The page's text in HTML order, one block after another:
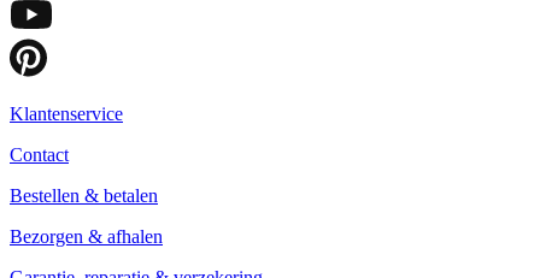
Klantenservice
Contact
Bestellen & betalen
Bezorgen & afhalen